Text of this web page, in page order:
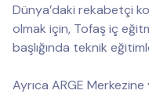
Dünya’daki rekabetçi
olmak için, Tofaş iç
başlığında teknik
Ayrıca ARGE Merkezine